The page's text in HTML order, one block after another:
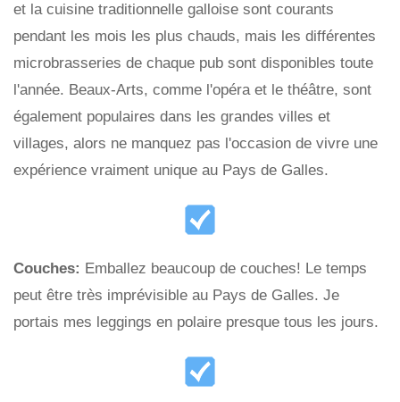
et la cuisine traditionnelle galloise sont courants
pendant les mois les plus chauds, mais les différentes
microbrasseries de chaque pub sont disponibles toute
l'année. Beaux-Arts, comme l'opéra et le théâtre, sont
également populaires dans les grandes villes et
villages, alors ne manquez pas l'occasion de vivre une
expérience vraiment unique au Pays de Galles.
Couches: Emballez beaucoup de couches! Le temps
peut être très imprévisible au Pays de Galles. Je
portais mes leggings en polaire presque tous les jours.